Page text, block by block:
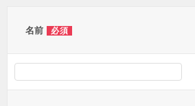
名前 必須